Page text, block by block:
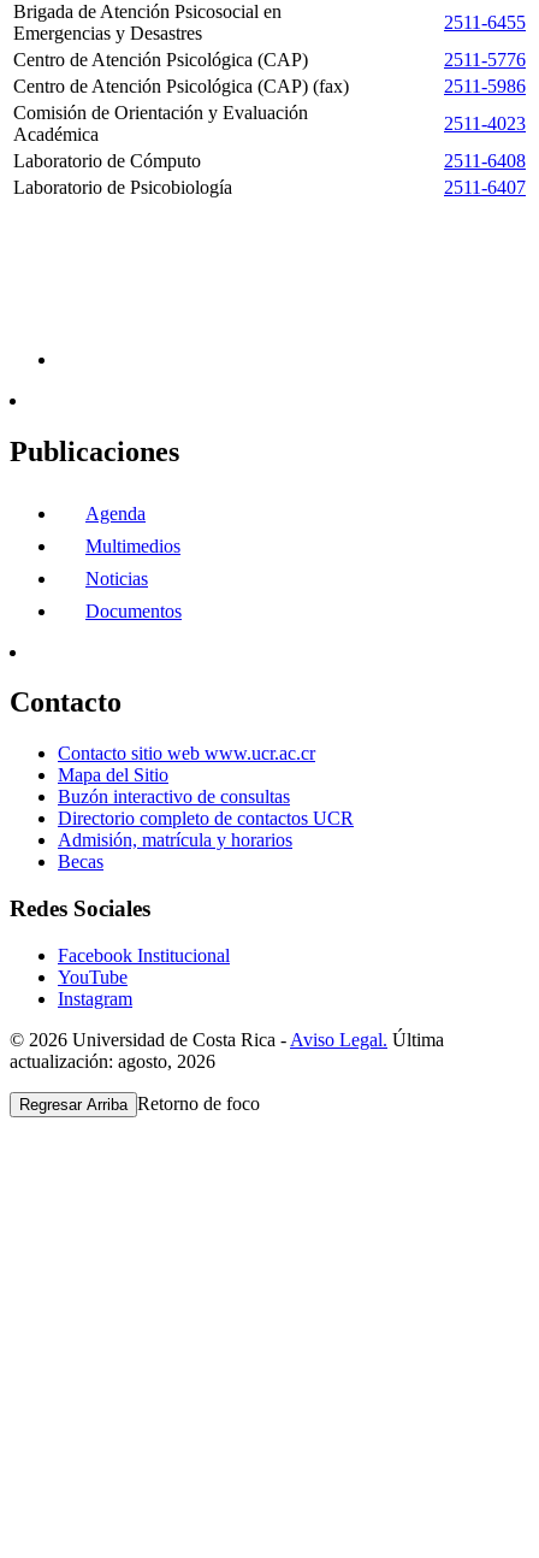
Brigada de Atención Psicosocial en
Emergencias y Desastres
2511-6455
Centro de Atención Psicológica (CAP)
2511-5776
Centro de Atención Psicológica (CAP) (fax)
2511-5986
Comisión de Orientación y Evaluación
Académica
2511-4023
Laboratorio de Cómputo
2511-6408
Laboratorio de Psicobiología
2511-6407
Publicaciones
Agenda
Multimedios
Noticias
Documentos
Contacto
Contacto sitio web www.ucr.ac.cr
Mapa del Sitio
Buzón interactivo de consultas
Directorio completo de contactos UCR
Admisión, matrícula y horarios
Becas
Redes Sociales
Facebook Institucional
YouTube
Instagram
© 2026 Universidad de Costa Rica - Aviso Legal. Última
actualización: agosto, 2026
Regresar Arriba Retorno de foco